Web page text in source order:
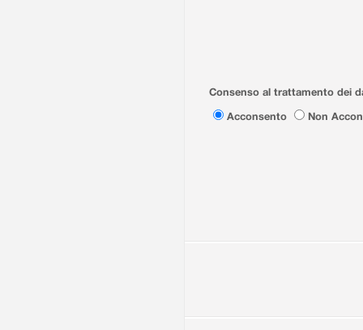
Consenso al trattamento dei
Acconsento
Non